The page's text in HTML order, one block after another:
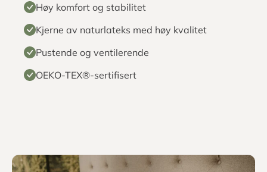
Høy komfort og stabilitet
Kjerne av naturlateks med høy kvalitet
Pustende og ventilerende
OEKO-TEX®-sertifisert